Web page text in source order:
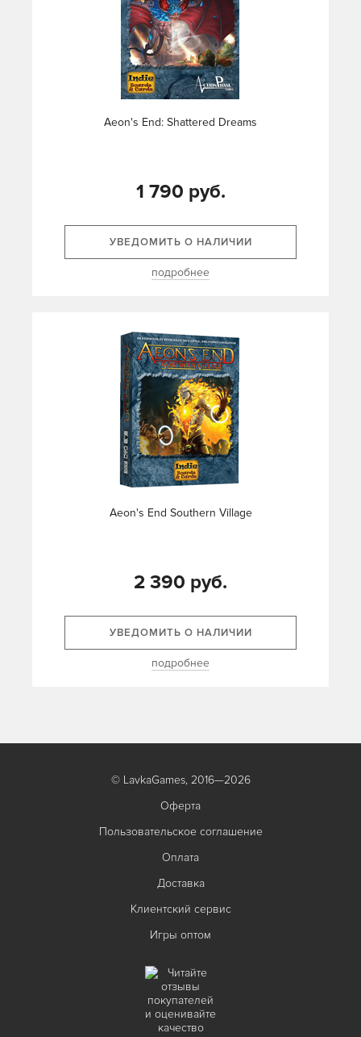
Aeon's End: Shattered Dreams
1 790 руб.
УВЕДОМИТЬ О НАЛИЧИИ
подробнее
Aeon's End Southern Village
2 390 руб.
УВЕДОМИТЬ О НАЛИЧИИ
подробнее
© LavkaGames, 2016—2026
Оферта
Пользовательское соглашение
Оплата
Доставка
Клиентский сервис
Игры оптом